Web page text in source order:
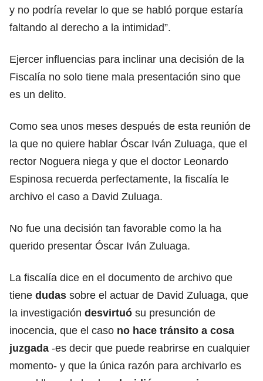
y no podría revelar lo que se habló porque estaría
faltando al derecho a la intimidad”.
Ejercer influencias para inclinar una decisión de la
Fiscalía no solo tiene mala presentación sino que
es un delito.
Como sea unos meses después de esta reunión de
la que no quiere hablar Óscar Iván Zuluaga, que el
rector Noguera niega y que el doctor Leonardo
Espinosa recuerda perfectamente, la fiscalía le
archivo el caso a David Zuluaga.
No fue una decisión tan favorable como la ha
querido presentar Óscar Iván Zuluaga.
La fiscalía dice en el documento de archivo que
tiene dudas sobre el actuar de David Zuluaga, que
la investigación desvirtuó su presunción de
inocencia, que el caso no hace tránsito a cosa
juzgada -es decir que puede reabrirse en cualquier
momento- y que la única razón para archivarlo es